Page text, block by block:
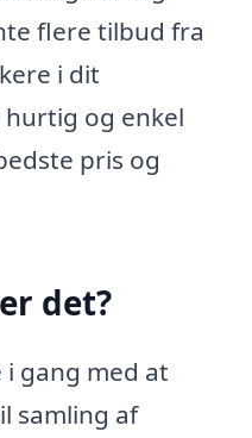
flere tilbud fra
i dit
og enkel
pris og
det?
gang med at
samling af